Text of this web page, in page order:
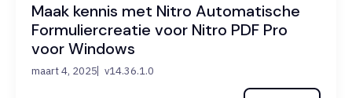
Maak kennis met Nitro Automatische
Formuliercreatie voor Nitro PDF Pro
voor Windows
maart 4, 2025 v14.36.1.0